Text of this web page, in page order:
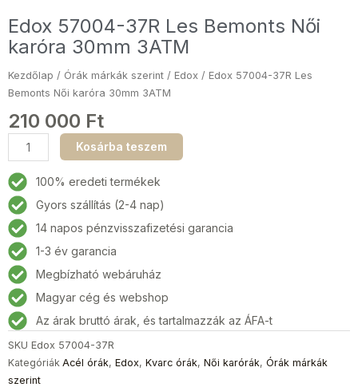
Edox 57004-37R Les Bemonts Női
karóra 30mm 3ATM
Kezdőlap / Órák márkák szerint / Edox / Edox 57004-37R Les
Bemonts Női karóra 30mm 3ATM
210 000 Ft
Edox
57004-
37R
Les
Bemonts
Női
karóra
30mm
3ATM
mennyiség
Kosárba teszem
100% eredeti termékek
Gyors szállítás (2-4 nap)
14 napos pénzvisszafizetési garancia
1-3 év garancia
Megbízható webáruház
Magyar cég és webshop
Az árak bruttó árak, és tartalmazzák az ÁFA-t
SKU Edox 57004-37R
Kategóriák Acél órák, Edox, Kvarc órák, Női karórák, Órák márkák
szerint